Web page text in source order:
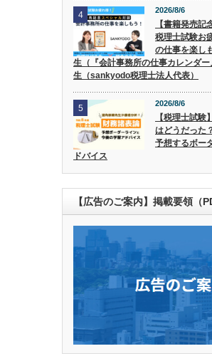
4 2026/8/6
【書籍発売記
税理士試験お
の仕事を楽し
生（『会計事務所の仕事カレンダ
生（sankyodo税理士法人代表）
5 2026/8/6
【税理士試験
はどうだった
予想するボー
ドバイス
【広告のご案内】掲載要領（